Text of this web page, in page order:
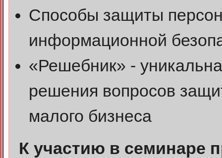
Способы защиты
информационной
«Решебник» -
решения вопросов
малого бизнеса
К участию в семинаре